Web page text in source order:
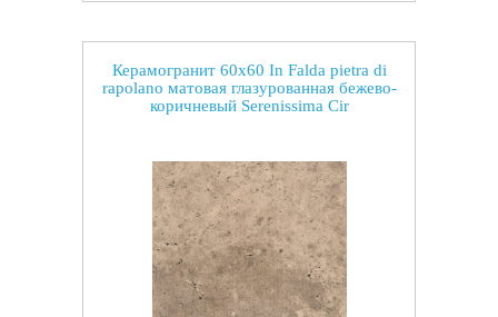
Керамогранит 60x60 In Falda pietra di
rapolano матовая глазурованная бежево-
коричневый Serenissima Cir